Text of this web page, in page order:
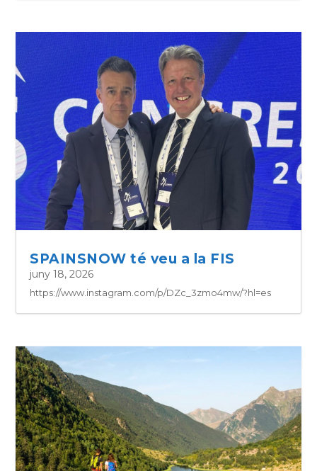
SPAINSNOW té veu a la FIS
juny 18, 2026
https://www.instagram.com/p/DZc_3zmo4mw/?hl=es